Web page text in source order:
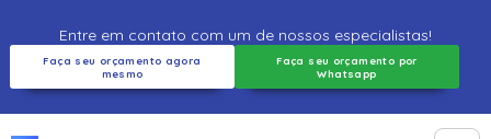
Entre em contato com um de nossos especialistas!
Faça seu orçamento agora
mesmo
Faça seu orçamento por
Whatsapp